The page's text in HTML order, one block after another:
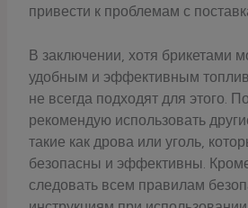
привести к проблемам с
В заключении, хотя брикетами
удобным и эффективным
не всегда подходят для этого.
рекомендую использовать
такие как дрова или уголь,
безопасны и эффективны.
следовать всем правилам